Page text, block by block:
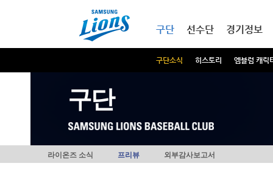
구단
구단소식 히스토리 엠블럼 캐릭
선수단 경기정보
구단
라이온즈 소식 프리뷰 외부감사보고서